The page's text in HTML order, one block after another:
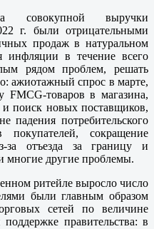
совокупной выручки
г. были отрицательными
продаж в натуральном
инфляции в течение всего
рядом проблем, решать
ажиотажный спрос в марте,
товаров в магазина,
поиск новых поставщиков,
падения потребительского
сокращение
за отъезда за границу и
многие другие проблемы.
ритейле выросло число
были главным образом
сетей по величине
правительства: в